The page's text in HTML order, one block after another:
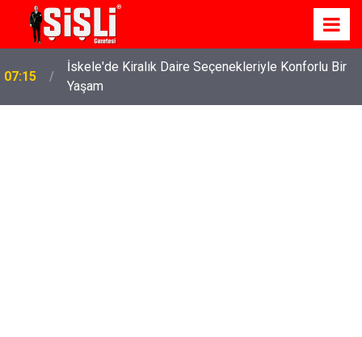
07:15
İskele'de Kiralık Daire Seçenekleriyle Konforlu Bir
Yaşam